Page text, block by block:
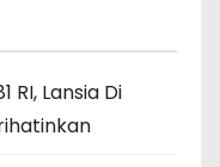
RI, Lansia Di